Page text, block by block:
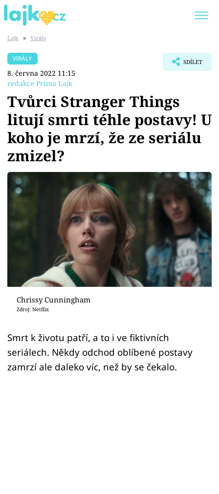
SHOPAHOLICADEL
Témata
Showbyznys
Youtubeři
Virály
Sex a vztahy
Sledujte prima+
Přihlášení
Sledujte nás
Lajk ■ Virály
VIRÁLY
8. června 2022 11:15
redakce Prima Lajk
SDÍLET
Tvůrci Stranger Things
litují smrti téhle postavy! U
koho je mrzí, že ze seriálu
zmizel?
Chrissy Cunningham
Zdroj: Netflix
Smrt k životu patří, a to i ve fiktivních
seriálech. Někdy odchod oblíbené postavy
zamrzí ale daleko víc, než by se čekalo.